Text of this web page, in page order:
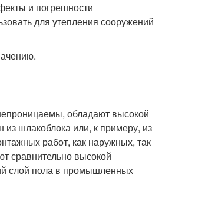
и погрешности
для утепления сооружений
обладают высокой
из шлакоблока или, к примеру, из
работ, как наружных, так
сравнительно высокой
слой пола в промышленных